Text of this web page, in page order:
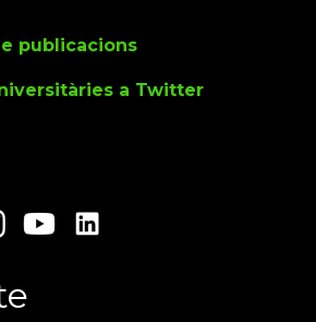
publicacions
a Twitter